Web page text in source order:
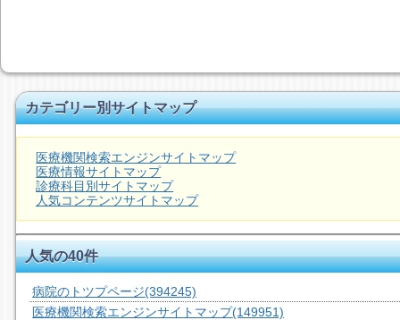
カテゴリー別サイトマップ
医療機関検索エンジンサイトマップ
医療情報サイトマップ
診療科目別サイトマップ
人気コンテンツサイトマップ
人気の40件
病院のトツプページ(394245)
医療機関検索エンジンサイトマップ(149951)